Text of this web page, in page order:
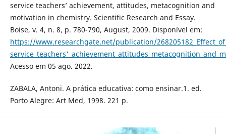
service teachers’ achievement, attitudes, metacognition and
motivation in chemistry. Scientific Research and Essay.
Boise, v. 4, n. 8, p. 780-790, August, 2009. Disponível em:
https://www.researchgate.net/publication/
Acesso em 05 ago. 2022.
ZABALA, Antoni. A prática educativa: como ensinar.1. ed.
Porto Alegre: Art Med, 1998. 221 p.